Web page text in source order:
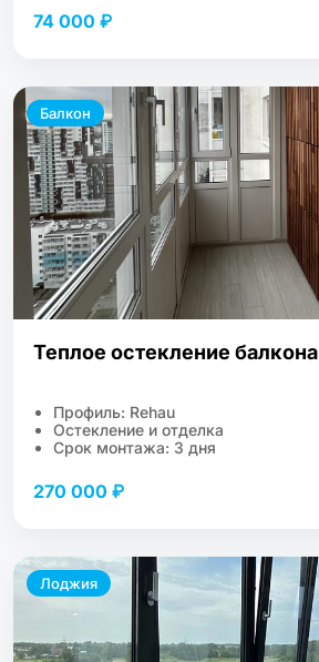
74 000 ₽
Балкон
Теплое остекление балкона
Профиль: Rehau
Остекление и отделка
Срок монтажа: 3 дня
270 000 ₽
Лоджия